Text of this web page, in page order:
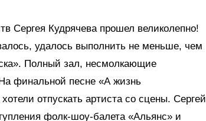
Сергея Кудрячева прошел великолепно!
удалось выполнить не меньше, чем
Полный зал, несмолкающие
финальной песне «А жизнь
отпускать артиста со сцены. Сергей
фолк-шоу-балета «Альянс» и